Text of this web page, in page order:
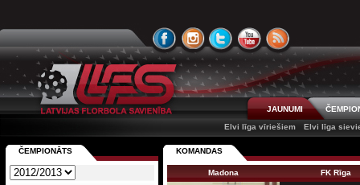
JAUNUMI
Elvi līga vīriešiem
Elvi līga
KOMANDAS
Madona FK Rīga
ČEMPIONĀTS